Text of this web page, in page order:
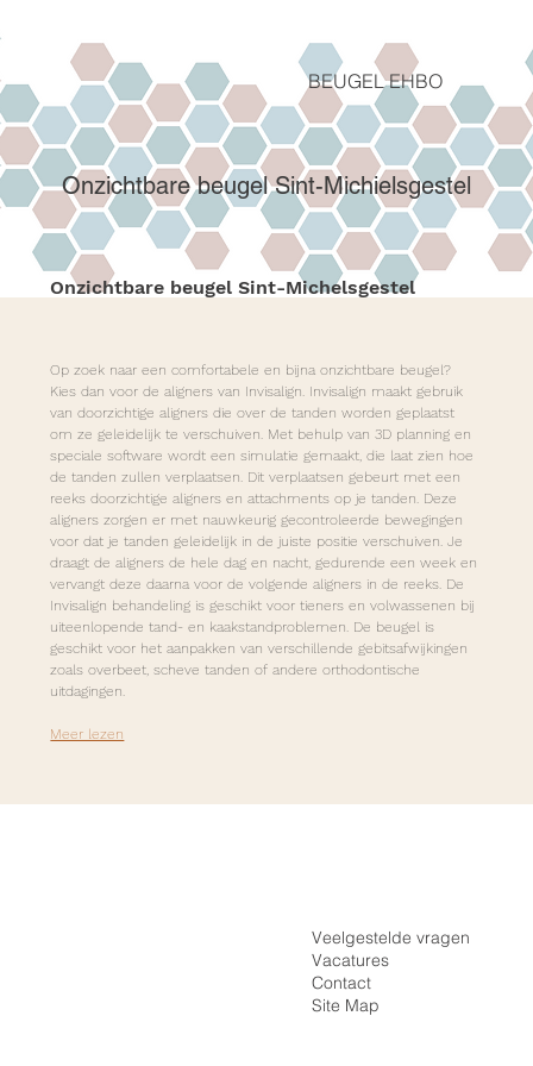
BEUGEL EHBO
Onzichtbare beugel Sint-Michielsgestel
Onzichtbare beugel Sint-Michelsgestel
Op zoek naar een comfortabele en bijna onzichtbare beugel?
Kies dan voor de aligners van Invisalign. Invisalign maakt gebruik
van doorzichtige aligners die over de tanden worden geplaatst
om ze geleidelijk te verschuiven. Met behulp van 3D planning en
speciale software wordt een simulatie gemaakt, die laat zien hoe
de tanden zullen verplaatsen. Dit verplaatsen gebeurt met een
reeks doorzichtige aligners en attachments op je tanden. Deze
aligners zorgen er met nauwkeurig gecontroleerde bewegingen
voor dat je tanden geleidelijk in de juiste positie verschuiven. Je
draagt de aligners de hele dag en nacht, gedurende een week en
vervangt deze daarna voor de volgende aligners in de reeks. De
Invisalign behandeling is geschikt voor tieners en volwassenen bij
uiteenlopende tand- en kaakstandproblemen. De beugel is
geschikt voor het aanpakken van verschillende gebitsafwijkingen
zoals overbeet, scheve tanden of andere orthodontische
uitdagingen.
Meer lezen
Veelgestelde vragen
Vacatures
Contact
Site Map